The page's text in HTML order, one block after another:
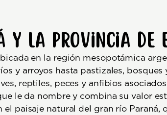
y la provincia de
en la región mesopotámica
y arroyos hasta pastizales,
reptiles, peces y anfibios
le da nombre y combina su valor
el paisaje natural del gran río